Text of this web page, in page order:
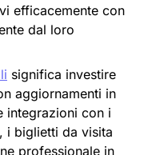
efficacemente con
dal loro
significa investire
aggiornamenti in
integrazioni con i
i biglietti da visita
professionale in